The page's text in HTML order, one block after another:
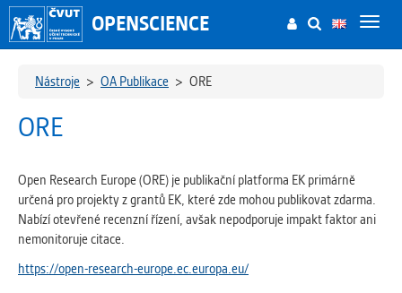
Toggle
OPENSCIENCE
Nástroje > OA Publikace > ORE
ORE
Open Research Europe (ORE) je publikační platforma EK primárně
určená pro projekty z grantů EK, které zde mohou publikovat zdarma.
Nabízí otevřené recenzní řízení, avšak nepodporuje impakt faktor ani
nemonitoruje citace.
https://open-research-europe.ec.europa.eu/